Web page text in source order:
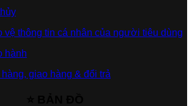
vệ thông tin cá nhân của người tiêu dùng
hành
giao hàng & đổi trả